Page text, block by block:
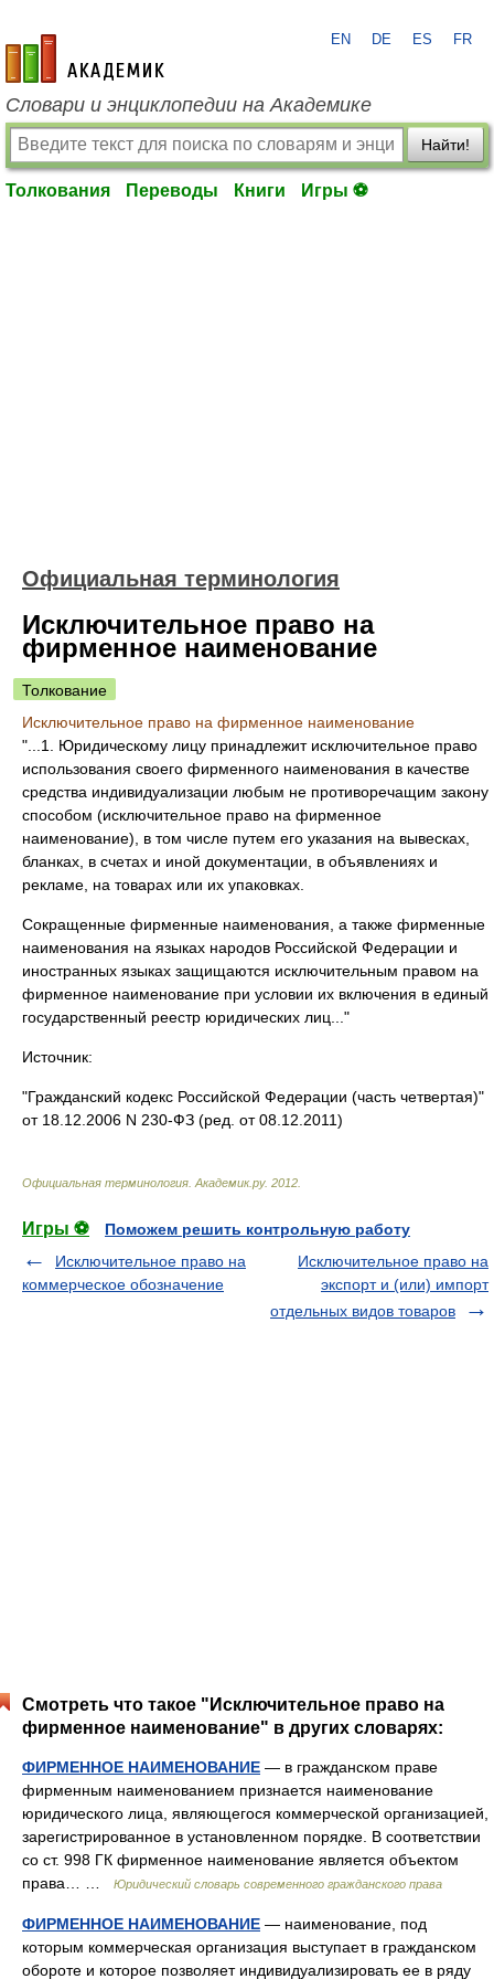
academic.ru
EN DE ES FR
Словари и энциклопедии на Академике
Найти!
Толкования Переводы Книги Игры ⚽
Официальная терминология
Исключительное право на
фирменное наименование
Толкование
Исключительное право на фирменное наименование
"...1. Юридическому лицу принадлежит исключительное право
использования своего фирменного наименования в качестве
средства индивидуализации любым не противоречащим закону
способом (исключительное право на фирменное
наименование), в том числе путем его указания на вывесках,
бланках, в счетах и иной документации, в объявлениях и
рекламе, на товарах или их упаковках.
Сокращенные фирменные наименования, а также фирменные
наименования на языках народов Российской Федерации и
иностранных языках защищаются исключительным правом на
фирменное наименование при условии их включения в единый
государственный реестр юридических лиц..."
Источник:
"Гражданский кодекс Российской Федерации (часть четвертая)"
от 18.12.2006 N 230-ФЗ (ред. от 08.12.2011)
Официальная терминология Академик.ру. 2012
Игры ⚽
Поможем решить контрольную работу
Исключительное право на
коммерческое обозначение
Исключительное право на
экспорт и (или) импорт
отдельных видов товаров
Смотреть что такое "Исключительное право на
фирменное наименование" в других словарях:
ФИРМЕННОЕ НАИМЕНОВАНИЕ — в гражданском праве
фирменным наименованием признается наименование
юридического лица, являющегося коммерческой организацией,
зарегистрированное в установленном порядке. В соответствии
со ст. 998 ГК фирменное наименование является объектом
права… …
Юридический словарь современного гражданского права
ФИРМЕННОЕ НАИМЕНОВАНИЕ — наименование, под
которым коммерческая организация выступает в гражданском
обороте и которое позволяет индивидуализировать ее в ряду